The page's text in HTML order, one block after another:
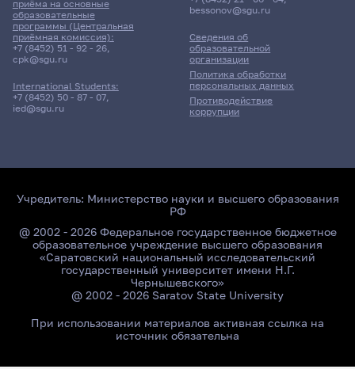
приёма на основные
образовательные
программы (Центральная
приёмная комиссия):
+7 (8452) 51 - 92 - 26,
cpk@sgu.ru
International Students:
+7 (8452) 50 - 87 - 07,
ied@sgu.ru
Сведения об
образовательной
организации
Политика обработки
персональных данных
Противодействие
коррупции
bessonov@sgu.ru
Учредитель: Министерство науки и высшего образования
РФ
@ 2002 - 2026 Федеральное государственное бюджетное
образовательное учреждение высшего образования
«Саратовский национальный исследовательский
государственный университет имени Н.Г.
Чернышевского»
@ 2002 - 2026 Saratov State University
При использовании материалов активная ссылка на
источник обязательна